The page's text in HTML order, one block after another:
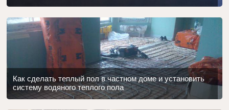
Как сделать теплый пол в частном доме и установить
систему водяного теплого пола